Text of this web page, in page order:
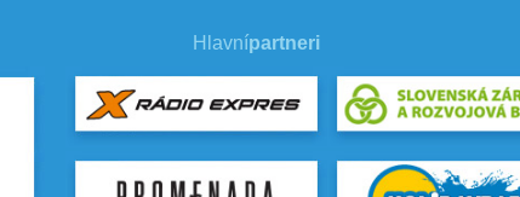
Hlavnípartneri